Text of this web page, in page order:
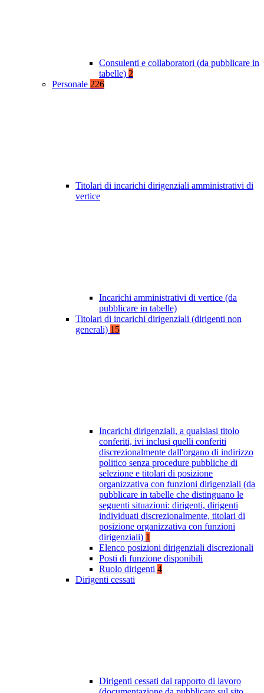
Consulenti e collaboratori (da pubblicare in
tabelle) 2
Personale 226
Titolari di incarichi dirigenziali amministrativi di
vertice
Incarichi amministrativi di vertice (da
pubblicare in tabelle)
Titolari di incarichi dirigenziali (dirigenti non
generali) 15
Incarichi dirigenziali, a qualsiasi titolo
conferiti, ivi inclusi quelli conferiti
discrezionalmente dall'organo di indirizzo
politico senza procedure pubbliche di
selezione e titolari di posizione
organizzativa con funzioni dirigenziali (da
pubblicare in tabelle che distinguano le
seguenti situazioni: dirigenti, dirigenti
individuati discrezionalmente, titolari di
posizione organizzativa con funzioni
dirigenziali) 1
Elenco posizioni dirigenziali discrezionali
Posti di funzione disponibili
Ruolo dirigenti 4
Dirigenti cessati
Dirigenti cessati dal rapporto di lavoro